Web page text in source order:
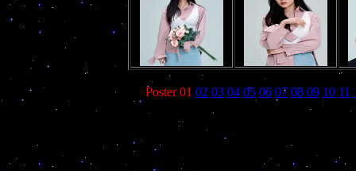
Poster 01 02 03 04 05 06 07 08 09 10 11